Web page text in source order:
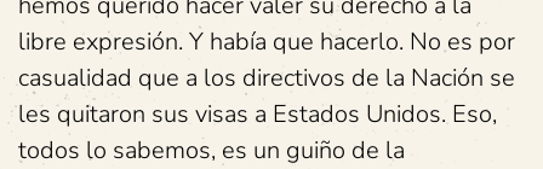
libre expresión. Y había que hacerlo. No es por
casualidad que a los directivos de la Nación se
les quitaron sus visas a Estados Unidos. Eso,
todos lo sabemos, es un guiño de la